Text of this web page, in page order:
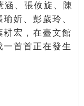
涵、張攸旋、陳
妡、彭歲玲、
耕宏，在臺文館
首首正在發生